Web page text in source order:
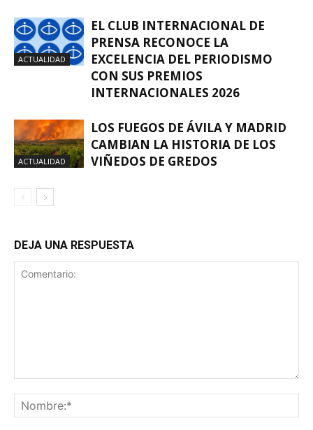
ACTUALIDAD
EL CLUB INTERNACIONAL DE
PRENSA RECONOCE LA
EXCELENCIA DEL PERIODISMO
CON SUS PREMIOS
INTERNACIONALES 2026
ACTUALIDAD
LOS FUEGOS DE ÁVILA Y MADRID
CAMBIAN LA HISTORIA DE LOS
VIÑEDOS DE GREDOS
DEJA UNA RESPUESTA